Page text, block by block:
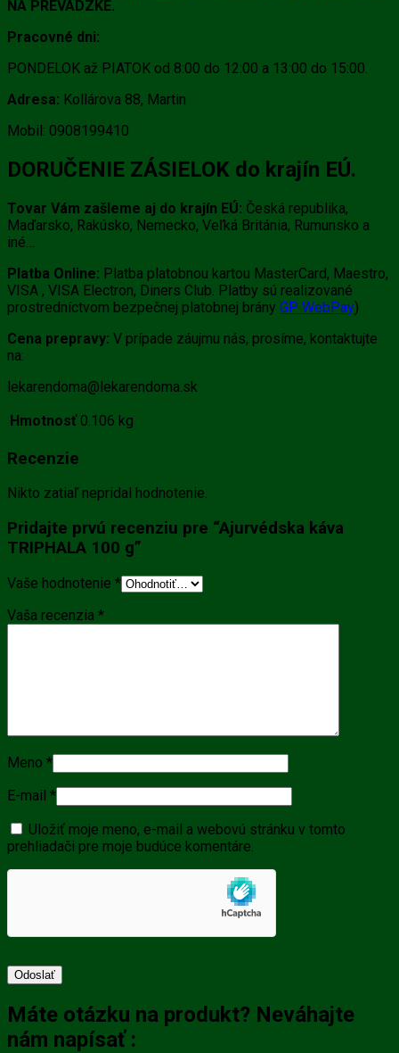
NA PREVÁDZKE.
Pracovné dni:
PONDELOK až PIATOK od 8:00 do 12:00 a 13:00 do 15:00.
Adresa: Kollárova 88, Martin
Mobil: 0908199410
DORUČENIE ZÁSIELOK do krajín EÚ.
Tovar Vám zašleme aj do krajín EÚ: Česká republika,
Maďarsko, Rakúsko, Nemecko, Veľká Británia, Rumunsko a
iné…
Platba Online: Platba platobnou kartou MasterCard, Maestro,
VISA , VISA Electron, Diners Club. Platby sú realizované
prostredníctvom bezpečnej platobnej brány GP WebPay)
Cena prepravy: V prípade záujmu nás, prosíme, kontaktujte
na:
lekarendoma@lekarendoma.sk
Hmotnosť 0.106 kg
Recenzie
Nikto zatiaľ nepridal hodnotenie.
Pridajte prvú recenziu pre “Ajurvédska káva
TRIPHALA 100 g”
Vaše hodnotenie *
Vaša recenzia *
Meno *
E-mail *
Uložiť moje meno, e-mail a webovú stránku v tomto
prehliadači pre moje budúce komentáre.
Máte otázku na produkt? Neváhajte
nám napísať :